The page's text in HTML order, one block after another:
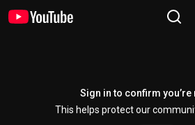
Sign in to confirm you’re
This helps protect our